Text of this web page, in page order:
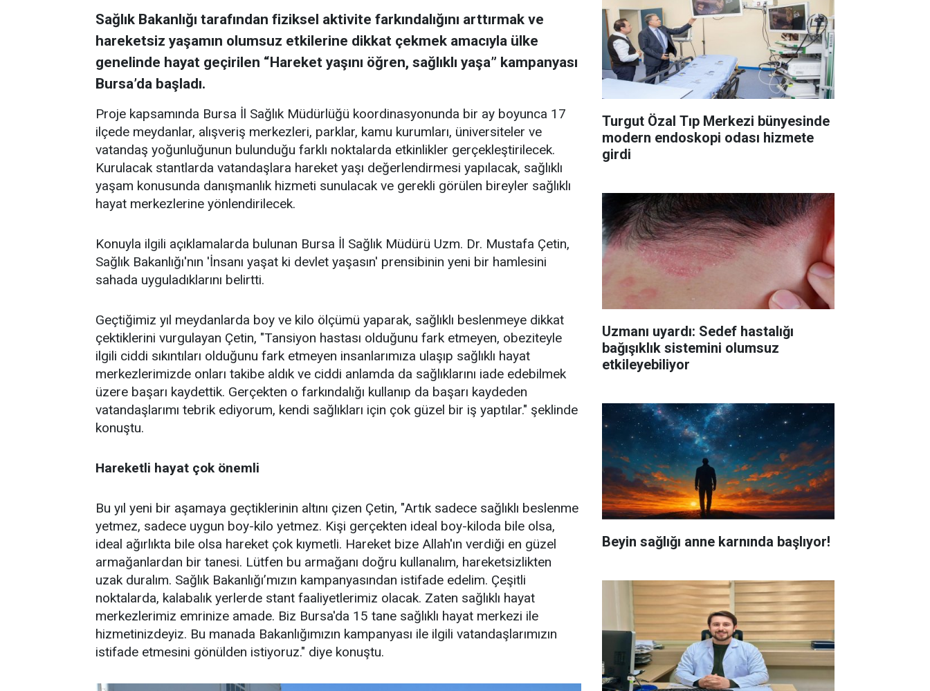
Sağlık Bakanlığı tarafından fiziksel aktivite farkındalığını arttırmak ve
hareketsiz yaşamın olumsuz etkilerine dikkat çekmek amacıyla ülke
genelinde hayat geçirilen “Hareket yaşını öğren, sağlıklı yaşa” kampanyası
Bursa’da başladı.
Proje kapsamında Bursa İl Sağlık Müdürlüğü koordinasyonunda bir ay boyunca 17
ilçede meydanlar, alışveriş merkezleri, parklar, kamu kurumları, üniversiteler ve
vatandaş yoğunluğunun bulunduğu farklı noktalarda etkinlikler gerçekleştirilecek.
Kurulacak stantlarda vatandaşlara hareket yaşı değerlendirmesi yapılacak, sağlıklı
yaşam konusunda danışmanlık hizmeti sunulacak ve gerekli görülen bireyler sağlıklı
hayat merkezlerine yönlendirilecek.
Konuyla ilgili açıklamalarda bulunan Bursa İl Sağlık Müdürü Uzm. Dr. Mustafa Çetin,
Sağlık Bakanlığı'nın 'İnsanı yaşat ki devlet yaşasın' prensibinin yeni bir hamlesini
sahada uyguladıklarını belirtti.
Geçtiğimiz yıl meydanlarda boy ve kilo ölçümü yaparak, sağlıklı beslenmeye dikkat
çektiklerini vurgulayan Çetin, "Tansiyon hastası olduğunu fark etmeyen, obeziteyle
ilgili ciddi sıkıntıları olduğunu fark etmeyen insanlarımıza ulaşıp sağlıklı hayat
merkezlerimizde onları takibe aldık ve ciddi anlamda da sağlıklarını iade edebilmek
üzere başarı kaydettik. Gerçekten o farkındalığı kullanıp da başarı kaydeden
vatandaşlarımı tebrik ediyorum, kendi sağlıkları için çok güzel bir iş yaptılar." şeklinde
konuştu.
Hareketli hayat çok önemli
Bu yıl yeni bir aşamaya geçtiklerinin altını çizen Çetin, "Artık sadece sağlıklı beslenme
yetmez, sadece uygun boy-kilo yetmez. Kişi gerçekten ideal boy-kiloda bile olsa,
ideal ağırlıkta bile olsa hareket çok kıymetli. Hareket bize Allah'ın verdiği en güzel
armağanlardan bir tanesi. Lütfen bu armağanı doğru kullanalım, hareketsizlikten
uzak duralım. Sağlık Bakanlığı’mızın kampanyasından istifade edelim. Çeşitli
noktalarda, kalabalık yerlerde stant faaliyetlerimiz olacak. Zaten sağlıklı hayat
merkezlerimiz emrinize amade. Biz Bursa'da 15 tane sağlıklı hayat merkezi ile
hizmetinizdeyiz. Bu manada Bakanlığımızın kampanyası ile ilgili vatandaşlarımızın
istifade etmesini gönülden istiyoruz." diye konuştu.
Turgut Özal Tıp Merkezi bünyesinde
modern endoskopi odası hizmete
girdi
Uzmanı uyardı: Sedef hastalığı
bağışıklık sistemini olumsuz
etkileyebiliyor
Beyin sağlığı anne karnında başlıyor!